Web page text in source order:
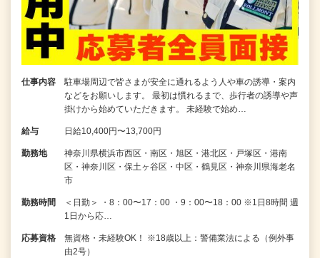
仕事内容
駐車場周辺で皆さまが安全に通れるよう人や車の誘導・案内
などをお願いします。 最初は慣れるまで、歩行者の誘導や声
掛けから始めていただきます。 未経験で始め…
給与 日給10,400円〜13,700円
勤務地
神奈川県横浜市西区・南区・旭区・港北区・戸塚区・港南
区・神奈川区・保土ヶ谷区・中区・鶴見区・神奈川県海老名
市
勤務時間
＜日勤＞ ・8：00〜17：00 ・9：00〜18：00 ※1日8時間 週
1日から応…
応募資格
無資格・未経験OK！ ※18歳以上：警備業法による（例外事
由2号）